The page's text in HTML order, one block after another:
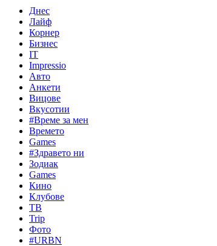
Днес
Лайф
Корнер
Бизнес
IT
Impressio
Авто
Анкети
Вицове
Вкусотии
#Време за мен
Времето
Games
#Здравето ни
Зодиак
Games
Кино
Клубове
ТВ
Trip
Фото
#URBN